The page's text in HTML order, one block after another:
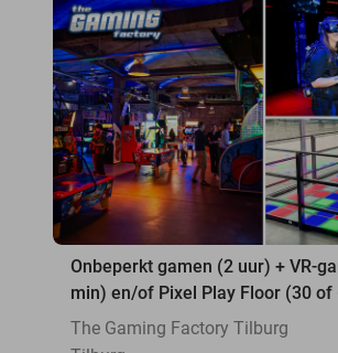
Onbeperkt gamen (2 uur) + VR-
min) en/of Pixel Play Floor (30 of
The Gaming Factory Tilburg